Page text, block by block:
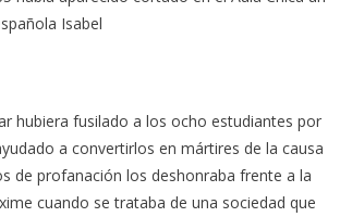
Isabel
hubiera fusilado a los ocho estudiantes por
a convertirlos en mártires de la causa
de profanación los deshonraba frente a la
cuando se trataba de una sociedad que